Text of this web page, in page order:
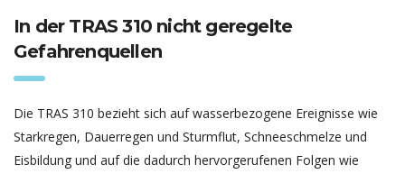
In der TRAS 310 nicht geregelte
Gefahrenquellen
Die TRAS 310 bezieht sich auf wasserbezogene Ereignisse wie
Starkregen, Dauerregen und Sturmflut, Schneeschmelze und
Eisbildung und auf die dadurch hervorgerufenen Folgen wie